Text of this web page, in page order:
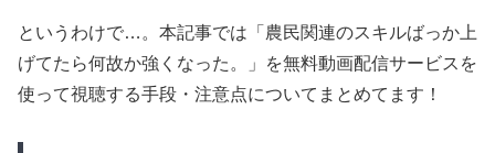
というわけで…。本記事では「農民関連のスキルばっか上
げてたら何故か強くなった。」を無料動画配信サービスを
使って視聴する手段・注意点についてまとめてます！